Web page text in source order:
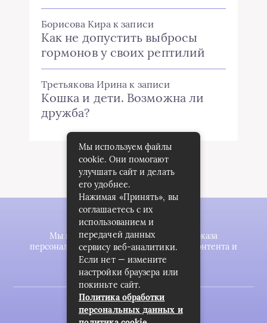
Борисова Кира к записи
Как не допустить выбросы
гормонов у своих рептилий
Третьякова Ирина к записи
Кошка и дети. Возможна ли
дружба?
Мы используем файлы cookie для показа
персонализированной рекламы и/или контента и
анализа нашего трафика.
2023 © zookomplekt.ru
Мы используем файлы
cookie. Они помогают
улучшать сайт и делать
его удобнее.
Нажимая «Принять», вы
соглашаетесь с их
использованием и
передачей данных
сервису веб-аналитики.
Если нет — измените
настройки браузера или
покиньте сайт.
Политика обработки
персональных данных и